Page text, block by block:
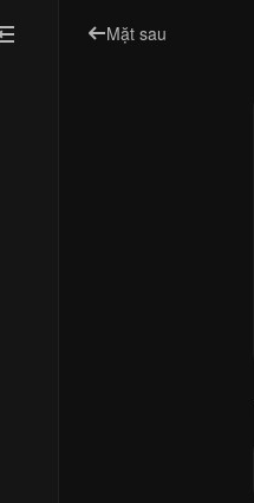
Mặt sau